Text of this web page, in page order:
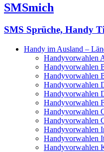
SMSmich
SMS Sprüche, Handy
Handy im Ausland –
Handyvorwahlen
Handyvorwahlen
Handyvorwahlen
Handyvorwahlen
Handyvorwahlen
Handyvorwahlen
Handyvorwahlen
Handyvorwahlen
Handyvorwahlen
Handyvorwahlen
Handyvorwahlen